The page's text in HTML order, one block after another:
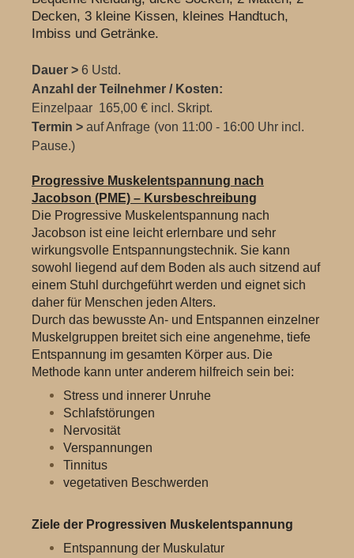
Decken, 3 kleine Kissen, kleines Handtuch,
Imbiss und Getränke.
Dauer > 6 Ustd.
Anzahl der Teilnehmer / Kosten:
Einzelpaar 165,00 € incl. Skript.
Termin > auf Anfrage (von 11:00 - 16:00 Uhr incl.
Pause.)
Progressive Muskelentspannung nach
Jacobson (PME) – Kursbeschreibung
Die Progressive Muskelentspannung nach
Jacobson ist eine leicht erlernbare und sehr
wirkungsvolle Entspannungstechnik. Sie kann
sowohl liegend auf dem Boden als auch sitzend auf
einem Stuhl durchgeführt werden und eignet sich
daher für Menschen jeden Alters.
Durch das bewusste An- und Entspannen einzelner
Muskelgruppen breitet sich eine angenehme, tiefe
Entspannung im gesamten Körper aus. Die
Methode kann unter anderem hilfreich sein bei:
Stress und innerer Unruhe
Schlafstörungen
Nervosität
Verspannungen
Tinnitus
vegetativen Beschwerden
Ziele der Progressiven Muskelentspannung
Entspannung der Muskulatur